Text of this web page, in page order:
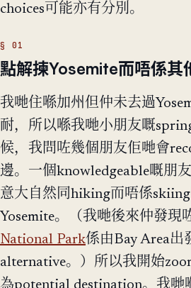
choices可能亦有分別。
點解揀Yosemite而唔係其
我哋住喺加州但仲未去過
耐，所以喺我哋小朋友嘅
候，我問咗幾個朋友佢哋會
邊。一個knowledgeable嘅朋
意大自然同hiking而唔係
Yosemite。（我哋後來仲發現
National Park係由Bay Area出
alternative。）所以我開始